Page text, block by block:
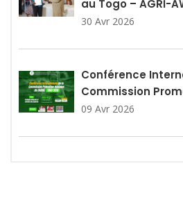
au Togo – AGRI-
30 Avr 2026
Conférence
Commission
09 Avr 2026